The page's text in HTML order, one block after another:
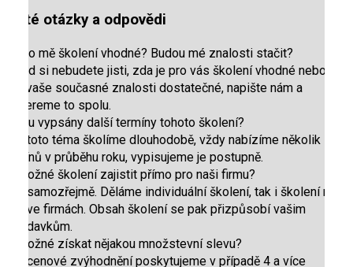
Časté otázky a odpovědi
Je pro mě školení vhodné? Budou mé znalosti stačit?
Pokud si nebudete jisti, zda je pro vás školení vhodné nebo zda
jsou vaše současné znalosti dostatečné, napište nám a
probereme to spolu.
Budou vypsány další termíny tohoto školení?
Ano, toto téma školíme dlouhodobě, vždy nabízíme několik
termínů v průběhu roku, vypisujeme je postupně.
Je možné školení zajistit přímo pro naši firmu?
Ano, samozřejmě. Děláme individuální školení, tak i školení na
míru ve firmách. Obsah školení se pak přizpůsobí vašim
požadavkům.
Je možné získat nějakou množstevní slevu?
Ano, cenové zvýhodnění poskytujeme v případě 4 a více